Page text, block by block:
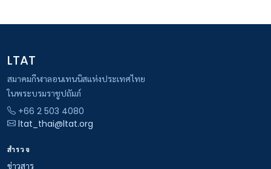
LTAT
สมาคมกีฬาลอนเทนนิสแห่งประเทศไทย
ในพระบรมราชูปถัมภ์
+66 2 503 4080
ltat_thai@ltat.org
สำรวจ
ข่าวสาร